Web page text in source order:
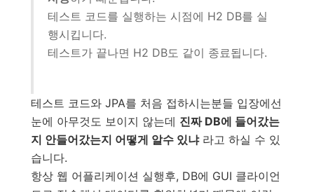
테스트 코드를 실행하는 시점에 H2 DB를 실
행시킵니다.
테스트가 끝나면 H2 DB도 같이 종료됩니다.
테스트 코드와 JPA를 처음 접하시는분들 입장에선
눈에 아무것도 보이지 않는데 진짜 DB에 들어갔는
지 안들어갔는지 어떻게 알수 있냐라고 하실 수 있
습니다.
항상 웹 어플리케이션 실행후, DB에 GUI 클라이언